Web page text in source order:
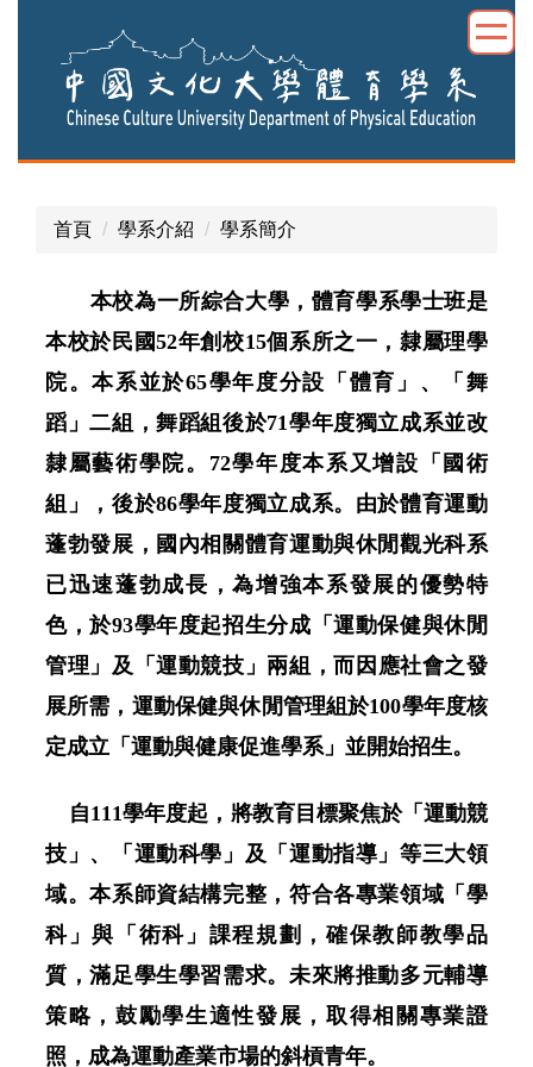
容
首頁
學系介紹 學系簡介
本校為一所綜合大學，體育學系學士班是
本校於民國52年創校15個系所之一，隸屬理學
院。本系並於65學年度分設「體育」、「舞
蹈」二組，舞蹈組後於71學年度獨立成系並改
隸屬藝術學院。 72學年度本系又增設「國術
組」，後於86學年度獨立成系。由於體育運動
蓬勃發展，國內相關體育運動與休閒觀光科系
已迅速蓬勃成長，為增強本系發展的優勢特
色，於93學年度起招生分成 「運動保健與休閒
管理 」 及 「運動競技 」 兩組 ，而 因應社會之發
展所需，運動保健與休閒管理組於100學年度核
定成立「運動與健康促進學系」並開始招生。
自111學年度起，將教育目標聚焦於「運動競
技」、「運動科學」及「運動指導」等三大領
域。本系師資結構完整，符合各專業領域「學
科」與「術科」課程規劃，確保教師教學品
質，滿足學生學習需求。未來將推動多元輔導
策略，鼓勵學生適性發展，取得相關專業證
照，成為運動產業市場的斜槓青年。